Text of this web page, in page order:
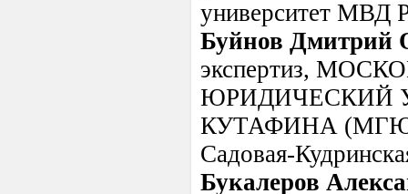
университет МВД
Буйнов Дмитрий
экспертиз,
ЮРИДИЧЕСКИЙ
КУТАФИНА (МГЮА)
Садовая-
Букалеров